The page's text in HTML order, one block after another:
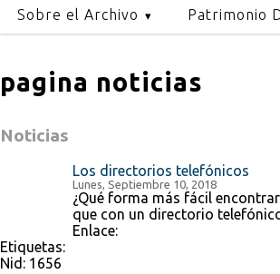
Sobre el Archivo Patrimonio
pagina noticias
Noticias
Los directorios telefónicos
Lunes, Septiembre 10, 2018
¿Qué forma más fácil
que con un directorio
Enlace:
Etiquetas:
Nid: 1656